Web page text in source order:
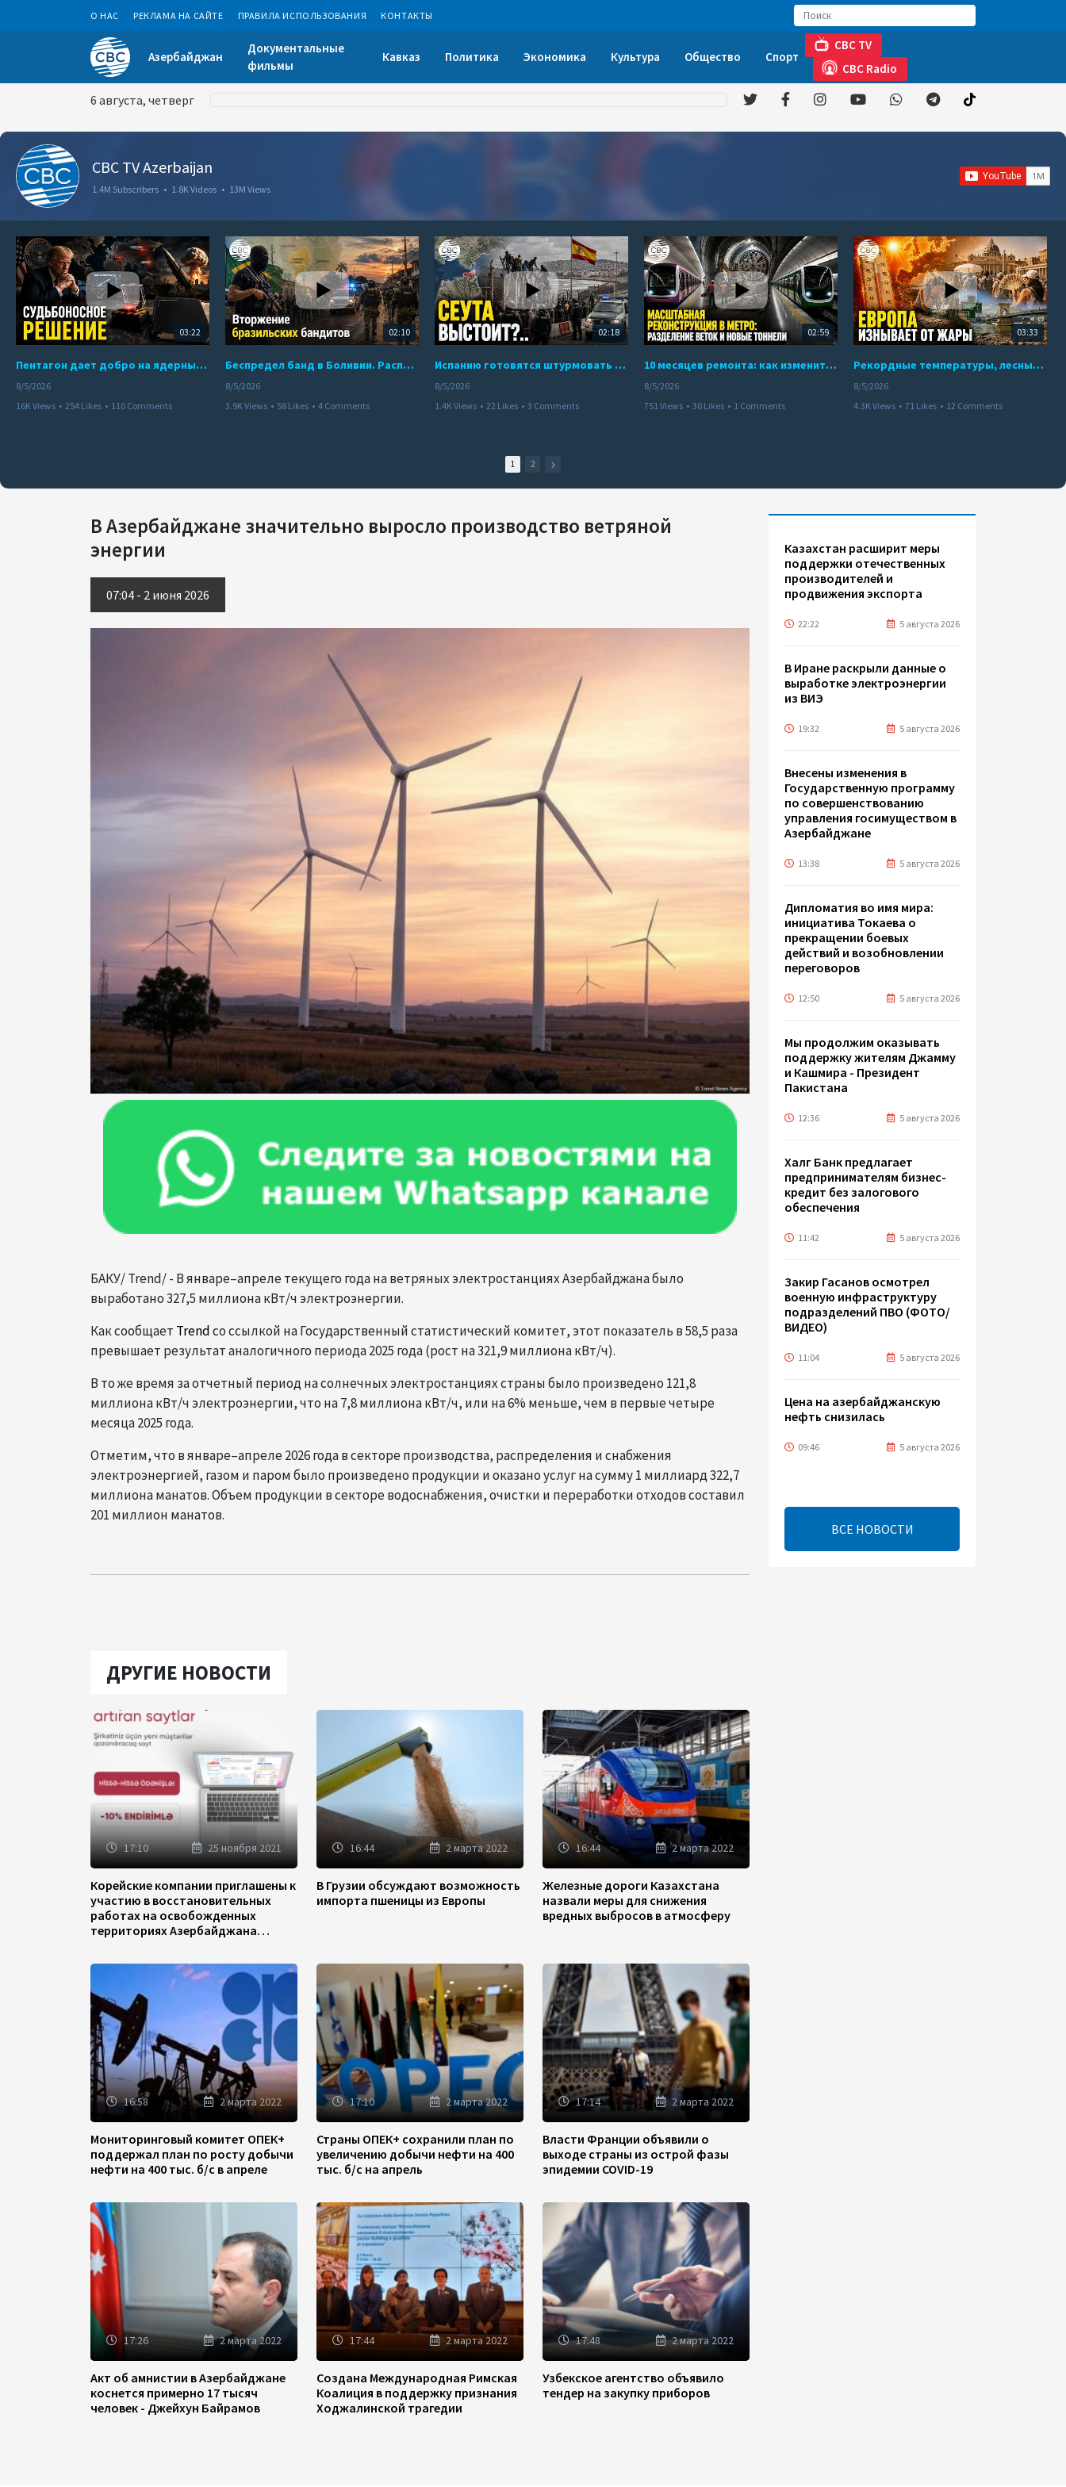
О НАС РЕКЛАМА НА САЙТЕ ПРАВИЛА ИСПОЛЬЗОВАНИЯ КОНТАКТЫ
Азербайджан
Документальные
фильмы
Кавказ Политика Экономика Культура Общество Спорт
CBC TV
CBC Radio
6 августа, четверг
CBC TV Azerbaijan
1.4M Subscribers • 1.8K Videos • 13M Views
03:22
Пентагон дает добро на ядерный удар по противникам США
8/5/2026
16K Views • 254 Likes • 110 Comments
02:10
Беспредел банд в Боливии. Расправы над наркоторговцами
8/5/2026
3.9K Views • 58 Likes • 4 Comments
02:18
Испанию готовятся штурмовать десятки тысяч марокканцев
8/5/2026
1.4K Views • 22 Likes • 3 Comments
02:59
10 месяцев ремонта: как изменится работа Бакинского метро с 15 августа
8/5/2026
751 Views • 30 Likes • 1 Comments
03:33
Рекордные температуры, лесные пожары и красный уровень опасности
8/5/2026
4.3K Views • 71 Likes • 12 Comments
1 2
В Азербайджане значительно выросло производство ветряной
энергии
07:04 - 2 июня 2026
БАКУ/ Trend/ - В январе–апреле текущего года на ветряных электростанциях Азербайджана было
выработано 327,5 миллиона кВт/ч электроэнергии.
Как сообщает Trendсо ссылкой на Государственный статистический комитет, этот показатель в 58,5 раза
превышает результат аналогичного периода 2025 года (рост на 321,9 миллиона кВт/ч).
В то же время за отчетный период на солнечных электростанциях страны было произведено 121,8
миллиона кВт/ч электроэнергии, что на 7,8 миллиона кВт/ч, или на 6% меньше, чем в первые четыре
месяца 2025 года.
Отметим, что в январе–апреле 2026 года в секторе производства, распределения и снабжения
электроэнергией, газом и паром было произведено продукции и оказано услуг на сумму 1 миллиард 322,7
миллиона манатов. Объем продукции в секторе водоснабжения, очистки и переработки отходов составил
201 миллион манатов.
ДРУГИЕ НОВОСТИ
17:10 25 ноября 2021
Корейские компании приглашены к
участию в восстановительных
работах на освобожденных
территориях Азербайджана
16:44 2 марта 2022
В Грузии обсуждают возможность
импорта пшеницы из Европы
16:44 2 марта 2022
Железные дороги Казахстана
назвали меры для снижения
вредных выбросов в атмосферу
16:58 2 марта 2022
Мониторинговый комитет ОПЕК+
поддержал план по росту добычи
нефти на 400 тыс. б/с в апреле
17:10 2 марта 2022
Страны ОПЕК+ сохранили план по
увеличению добычи нефти на 400
тыс. б/с на апрель
17:14 2 марта 2022
Власти Франции объявили о
выходе страны из острой фазы
эпидемии COVID-19
17:26 2 марта 2022
Акт об амнистии в Азербайджане
коснется примерно 17 тысяч
человек - Джейхун Байрамов
17:44 2 марта 2022
Создана Международная Римская
Коалиция в поддержку признания
Ходжалинской трагедии
17:48 2 марта 2022
Узбекское агентство объявило
тендер на закупку приборов
Казахстан расширит меры
поддержки отечественных
производителей и
продвижения экспорта
22:22 5 августа 2026
В Иране раскрыли данные о
выработке электроэнергии
из ВИЭ
19:32 5 августа 2026
Внесены изменения в
Государственную программу
по совершенствованию
управления госимуществом в
Азербайджане
13:38 5 августа 2026
Дипломатия во имя мира:
инициатива Токаева о
прекращении боевых
действий и возобновлении
переговоров
12:50 5 августа 2026
Мы продолжим оказывать
поддержку жителям Джамму
и Кашмира - Президент
Пакистана
12:36 5 августа 2026
Халг Банк предлагает
предпринимателям бизнес-
кредит без залогового
обеспечения
11:42 5 августа 2026
Закир Гасанов осмотрел
военную инфраструктуру
подразделений ПВО (ФОТО/
ВИДЕО)
11:04 5 августа 2026
Цена на азербайджанскую
нефть cнизилась
09:46 5 августа 2026
ученый Эргун Кырлыковалы
Талеба по вопросу Рубена
Варданяна
ВСЕ НОВОСТИ